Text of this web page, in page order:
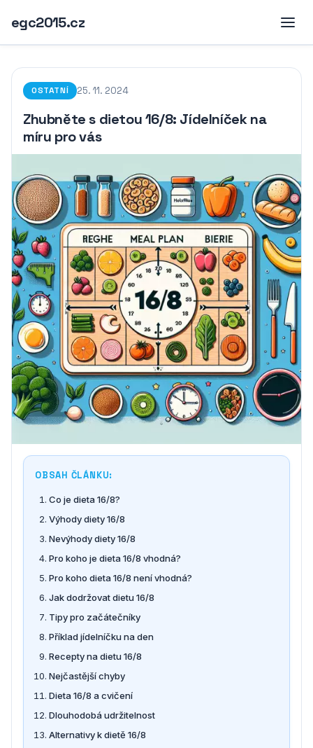
egc2015.cz
OSTATNÍ 25. 11. 2024
Zhubněte s dietou 16/8: Jídelníček na
míru pro vás
OBSAH ČLÁNKU:
Co je dieta 16/8?
Výhody diety 16/8
Nevýhody diety 16/8
Pro koho je dieta 16/8 vhodná?
Pro koho dieta 16/8 není vhodná?
Jak dodržovat dietu 16/8
Tipy pro začátečníky
Příklad jídelníčku na den
Recepty na dietu 16/8
Nejčastější chyby
Dieta 16/8 a cvičení
Dlouhodobá udržitelnost
Alternativy k dietě 16/8